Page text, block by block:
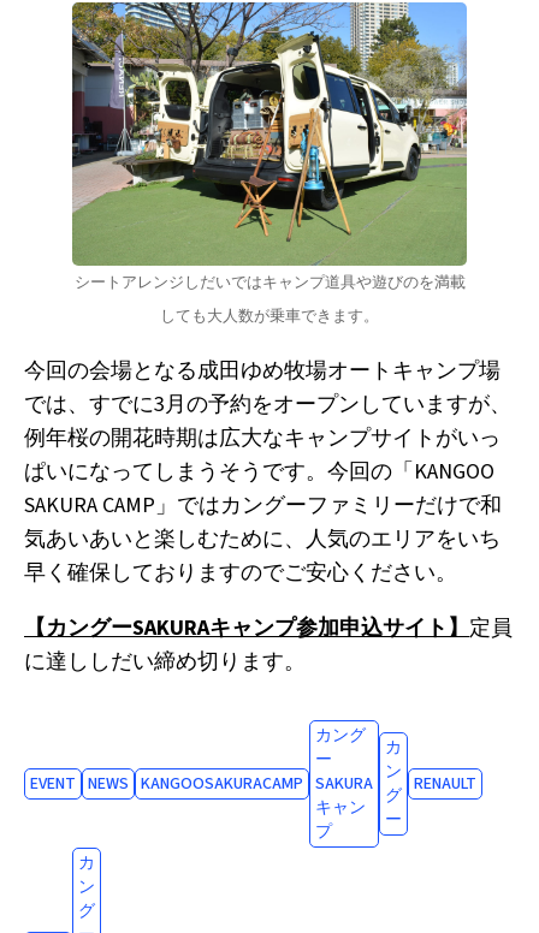
シートアレンジしだいではキャンプ道具や遊びの​を満載
しても大人数が乗車できます。
今回の会場となる成田ゆめ牧場オートキャンプ場
では、すでに3月の予約をオープンしていますが、
例年桜の開花時期は広大なキャンプサイトがいっ
ぱいになってしまうそうです。今回の「KANGOO
SAKURA CAMP」ではカングーファミリーだけで和
気あいあいと楽しむために、人気のエリアをいち
早く確保しておりますのでご安心ください。
【カングーSAKURAキャンプ参加申込サイト】 定員
に達ししだい締め切ります。
EVENT NEWS KANGOOSAKURACAMP
カング
ー
SAKURA
キャン
プ
カ
ン
グ
ー
RENAULT
カ
ン
グ